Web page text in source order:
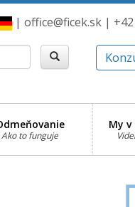
| office@ficek.sk |
Ako to funguje
My v